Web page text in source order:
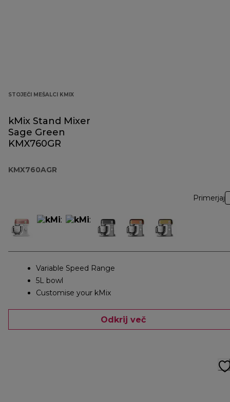
STOJEČI MEŠALCI KMIX
kMix Stand Mixer
Sage Green
KMX760GR
KMX760AGR
Primerjaj
Variable Speed Range
5L bowl
Customise your kMix
Odkrij več